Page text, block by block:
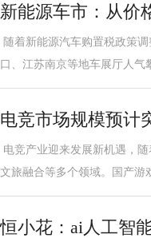
新能源车市：从价
随着新能源汽车购置税政策
口、江苏南京等地车展厅人气
电竞市场规模预计
电竞产业迎来发展新机遇，
文旅融合等多个领域。国产游
恒小花：ai人工智